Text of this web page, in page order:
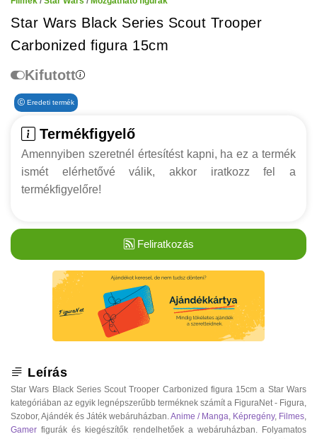
Star Wars Black Series Scout Trooper
Carbonized figura 15cm
Kifutott
Eredeti termék
Termékfigyelő
Amennyiben szeretnél értesítést kapni, ha ez a termék
ismét elérhetővé válik, akkor iratkozz fel a
termékfigyelőre!
Feliratkozás
Leírás
Star Wars Black Series Scout Trooper Carbonized figura 15cm a Star Wars
kategóriában az egyik legnépszerűbb terméknek számít a FiguraNet - Figura,
Szobor, Ajándék és Játék webáruházban. Anime / Manga Képregény, Filmes
Gamer figurák és kiegészítők rendelhetőek a webáruházban. Folyamatos